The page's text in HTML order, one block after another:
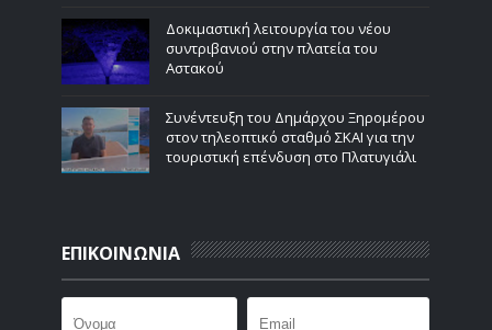
Δοκιμαστική λειτουργία του νέου
συντριβανιού στην πλατεία του
Αστακού
Συνέντευξη του Δημάρχου Ξηρομέρου
στον τηλεοπτικό σταθμό ΣΚΑΙ για την
τουριστική επένδυση στο Πλατυγιάλι
ΕΠΙΚΟΙΝΩΝΙΑ